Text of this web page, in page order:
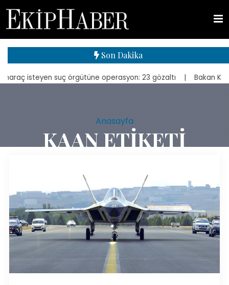
Son Dakika
suç örgütüne operasyon: 23 gözaltı | Bakan Kurum, yeniden
KAAN ETIKETI
Anasayfa